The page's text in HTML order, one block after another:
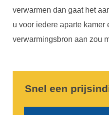
verwarmen dan gaat het
u voor iedere aparte kamer
verwarmingsbron aan zou
Snel een